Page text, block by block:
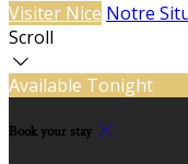
Visiter Nice Notre
Scroll
Available Tonight
Book your stay